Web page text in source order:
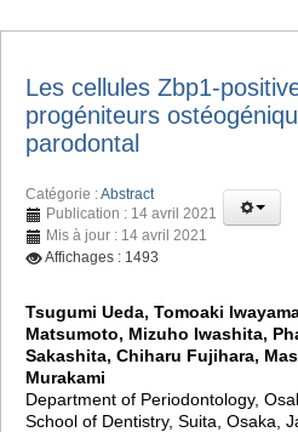
Les cellules Zbp1-
progéniteurs
parodontal
Catégorie :Abstract
Publication : 14 avril 2021
Mis à jour : 14 avril 2021
Affichages : 1493
Tsugumi Ueda, Tomoaki
Matsumoto, Mizuho Iwashita,
Sakashita, Chiharu Fujihara,
Murakami
Department of Periodontology,
School of Dentistry, Suita, Osaka,